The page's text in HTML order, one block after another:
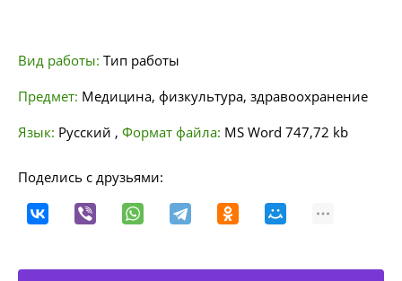
Вид работы: Тип работы
Предмет: Медицина, физкультура, здравоохранение
Язык: Русский , Формат файла: MS Word 747,72 kb
Поделись с друзьями: